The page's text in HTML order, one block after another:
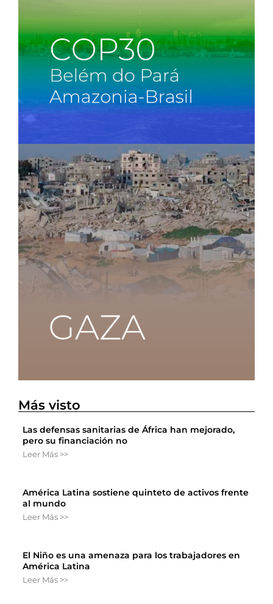
Más visto
Las defensas sanitarias de África han mejorado,
pero su financiación no
Leer Más >>
América Latina sostiene quinteto de activos frente
al mundo
Leer Más >>
El Niño es una amenaza para los trabajadores en
América Latina
Leer Más >>